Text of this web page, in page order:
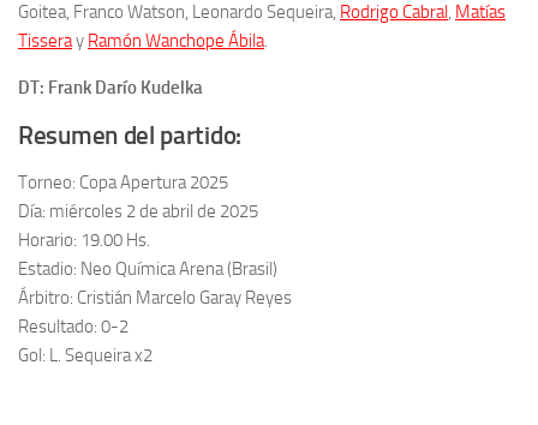
Goitea, Franco Watson, Leonardo Sequeira, Rodrigo Cabral, Matías
Tisseray Ramón Wanchope Ábila.
DT: Frank Darío Kudelka
Resumen del partido:
Torneo: Copa Apertura 2025
Día: miércoles 2 de abril de 2025
Horario: 19.00 Hs.
Estadio: Neo Química Arena (Brasil)
Árbitro: Cristián Marcelo Garay Reyes
Resultado: 0-2
Gol: L. Sequeira x2